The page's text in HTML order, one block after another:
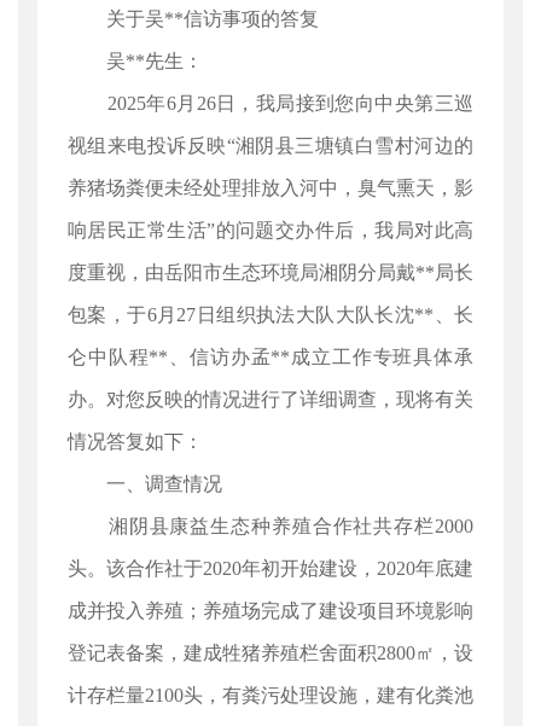
关于吴**信访事项的答复
吴**先生：
2025年6月26日，我局接到您向中央第三巡
视组来电投诉反映“湘阴县三塘镇白雪村河边的
养猪场粪便未经处理排放入河中，臭气熏天，影
响居民正常生活”的问题交办件后，我局对此高
度重视，由岳阳市生态环境局湘阴分局戴**局长
包案，于6月27日组织执法大队大队长沈**、长
仑中队程**、信访办孟**成立工作专班具体承
办。对您反映的情况进行了详细调查，现将有关
情况答复如下：
一、调查情况
湘阴县康益生态种养殖合作社共存栏2000
头。该合作社于2020年初开始建设，2020年底建
成并投入养殖；养殖场完成了建设项目环境影响
登记表备案，建成牲猪养殖栏舍面积2800㎡，设
计存栏量2100头，有粪污处理设施，建有化粪池